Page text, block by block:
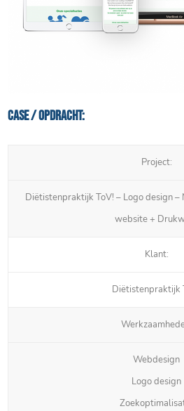
Case / Opdracht:
Project:
Diëtistenpraktijk ToV! – Logo design
website +
Klant:
Diëtistenpraktijk
Webdesign
Logo design